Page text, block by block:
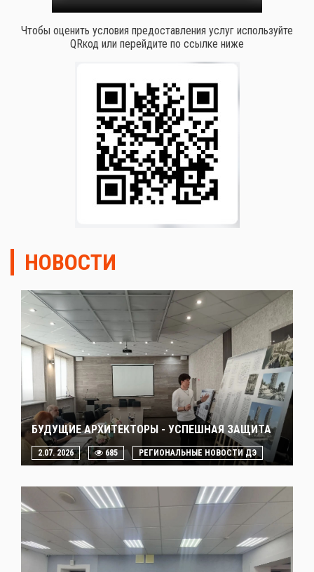
Чтобы оценить условия предоставления услуг используйте
QRкод или перейдите по ссылке ниже
НОВОСТИ
БУДУЩИЕ АРХИТЕКТОРЫ - УСПЕШНАЯ ЗАЩИТА
2.07. 2026 685 РЕГИОНАЛЬНЫЕ НОВОСТИ ДЭ